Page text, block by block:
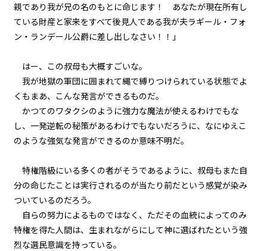
小 中
フォント
背景色
黒 白
組み方向
episode30
悪役令嬢、その正体は暗黒竜だっ
た！？
幕間狂言：有能執事、復讐を誓
う。
episode32
小休止：悪役令嬢、地獄でグルメ
紀行。《麻婆豆腐編》
悪役令嬢、ただの可憐な（？）公
爵令嬢になる。
episode34
悪役令嬢、さすがにちょっぴり弱
気になる。
親であり我が兄の名のもとに命じます！ あなたが現在所有し
ている財産と家来をすべて後見人である我が夫ラギール・フォ
ン・ランデール公爵に差し出しなさい！！」
はー、この叔母も大概すごいな。
我が地獄の軍団に囲まれて縄で縛りつけられている状態でよ
くもまあ、こんな発言ができるものだ。
かつてのワタクシのように強力な魔法が使えるわけでもな
し、一発逆転の秘策があるわけでもないだろうに、なにゆえこ
のような強気な発言ができるのか意味不明だ。
特権階級にいる多くの者がそうであるように、叔母もまた自
分の命じたことは実行されるのが当たり前だという感覚が染み
ついているのだろう。
自らの努力によるものではなく、ただその血統によってのみ
特権を得た人間は、生まれながらにして神に選ばれたという強
烈な選民意識を持っている。